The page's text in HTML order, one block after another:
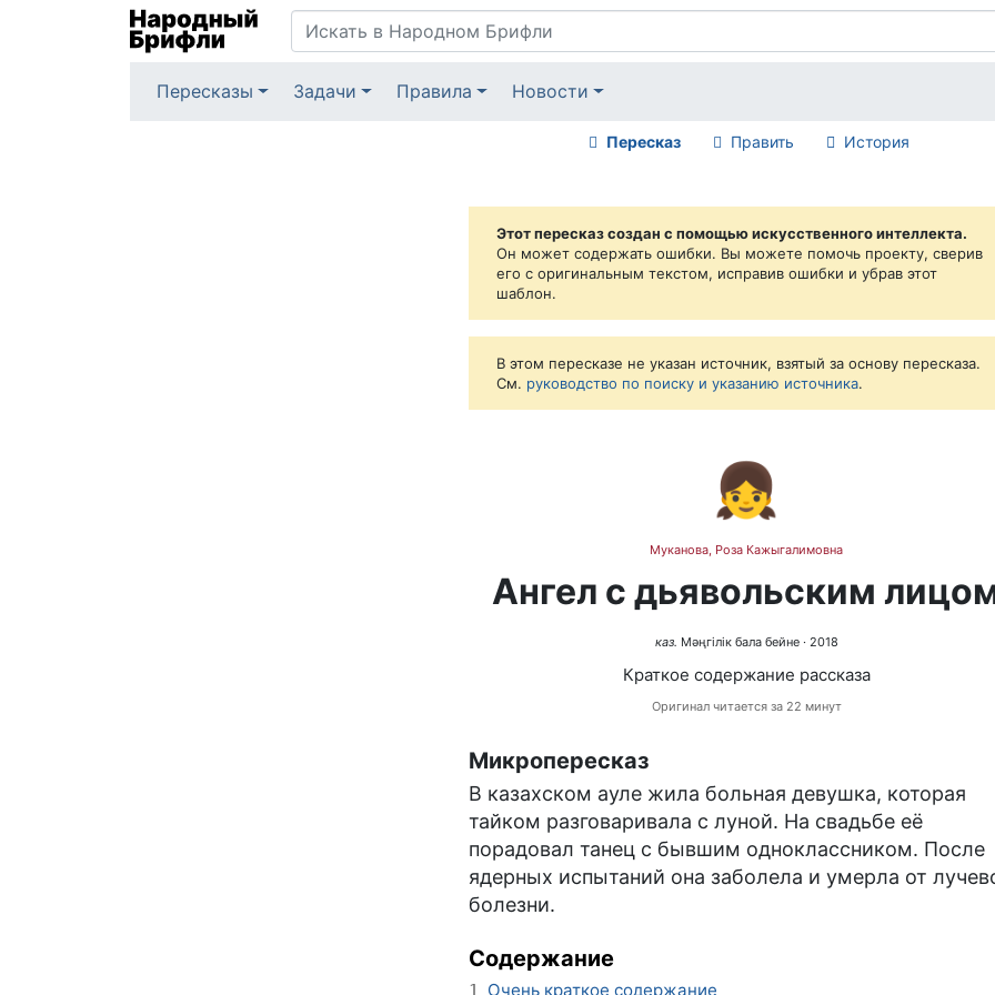
Пересказы Задачи Правила Новости
Пересказ Править История
Этот пересказ создан с помощью искусственного интеллекта.
Он может содержать ошибки. Вы можете помочь проекту, сверив
его с оригинальным текстом, исправив ошибки и убрав этот
шаблон.
В этом пересказе не указан источник, взятый за основу пересказа.
См. руководство по поиску и указанию источника.
👧
Муканова, Роза Кажыгалимовна
Ангел с дьявольским
каз. Мәңгілік бала бейне· 2018
Краткое содержание рассказа
Оригинал читается за 22 минут
Микропересказ
В казахском ауле жила больная девушка, которая
тайком разговаривала с луной. На свадьбе её
порадовал танец с бывшим одноклассником. После
ядерных испытаний она заболела и умерла от
болезни.
Содержание
1 Очень краткое содержание